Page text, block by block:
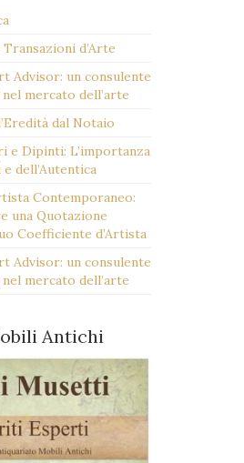
d’Arte
Advisor: un consulente
mercato dell’arte
dal Notaio
e Dipinti: L’importanza
dell’Autentica
Contemporaneo:
una Quotazione
Coefficiente d’Artista
Advisor: un consulente
mercato dell’arte
Antichi